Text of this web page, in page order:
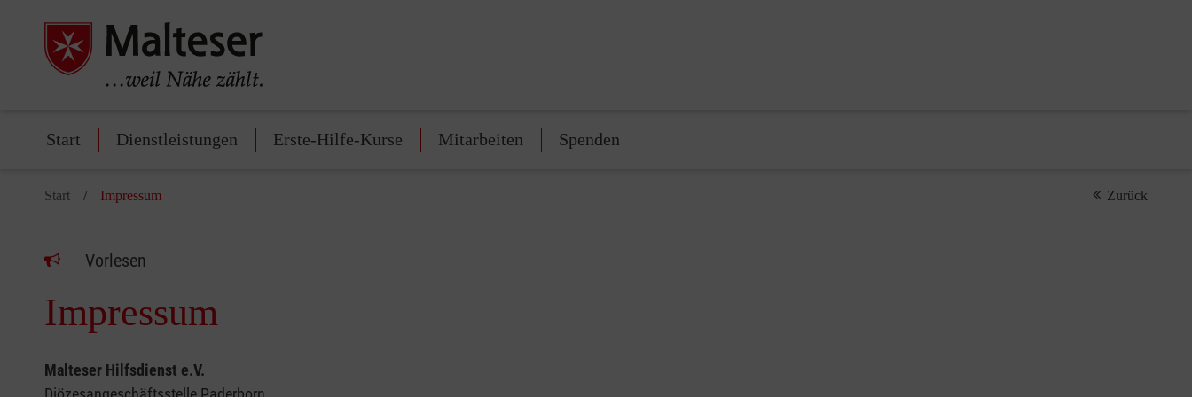
Start Dienstleistungen Erste-Hilfe-Kurse Mitarbeiten Spenden
Start Impressum Zurück
Vorlesen
Impressum
Malteser Hilfsdienst e.V.